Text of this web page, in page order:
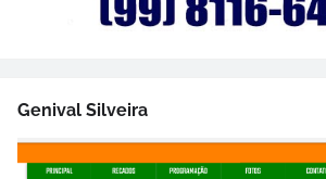
Genival Silveira